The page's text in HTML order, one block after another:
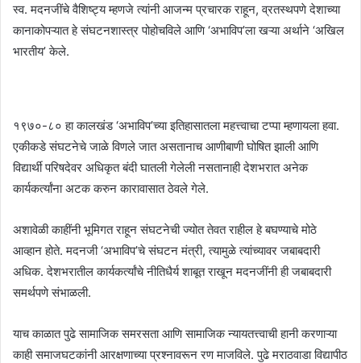
स्व. मदनजींचे वैशिष्ट्य म्हणजे त्यांनी आजन्म प्रचारक राहून, व्रतस्थपणे देशाच्या
कानाकोपऱ्यात हे संघटनशास्त्र पोहोचविले आणि ‘अभाविप’ला खऱ्या अर्थाने ‘अखिल
भारतीय’ केले.
१९७०-८० हा कालखंड ‘अभाविप’च्या इतिहासातला महत्त्वाचा टप्पा म्हणायला हवा.
एकीकडे संघटनेचे जाळे विणले जात असतानाच आणीबाणी घोषित झाली आणि
विद्यार्थी परिषदेवर अधिकृत बंदी घातली गेलेली नसतानाही देशभरात अनेक
कार्यकर्त्यांना अटक करुन कारावासात ठेवले गेले.
अशावेळी काहींनी भूमिगत राहून संघटनेची ज्योत तेवत राहील हे बघण्याचे मोठे
आव्हान होते. मदनजी ‘अभाविप’चे संघटन मंत्री, त्यामुळे त्यांच्यावर जबाबदारी
अधिक. देशभरातील कार्यकर्त्यांचे नीतिधैर्य शाबूत राखून मदनजींनी ही जबाबदारी
समर्थपणे संभाळली.
याच काळात पुढे सामाजिक समरसता आणि सामाजिक न्यायतत्त्वाची हानी करणाऱ्या
काही समाजघटकांनी आरक्षणाच्या प्रश्नावरून रण माजविले. पुढे मराठवाडा विद्यापीठ